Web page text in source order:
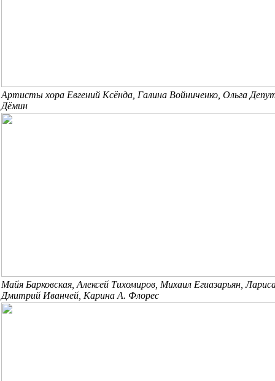
Артисты хора Евгений Ксёнда, Галина Войниченко, Ольга
Дёмин
Майя Барковская, Алексей Тихомиров, Михаил Егиазарьян,
Дмитрий Иванчей, Карина А. Флорес